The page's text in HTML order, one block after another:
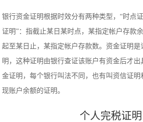
银行资金证明根据时效分有两种类型，“时点
证明”：指截止某日某时点，某指定帐户存款
起至某日止，某指定帐户存款数。资金证明是
明，这种证明由银行查证该账户有资金后才
金证明，每个银行叫法不同，也有叫资信证
现账户余额的证明。
个人完税证明